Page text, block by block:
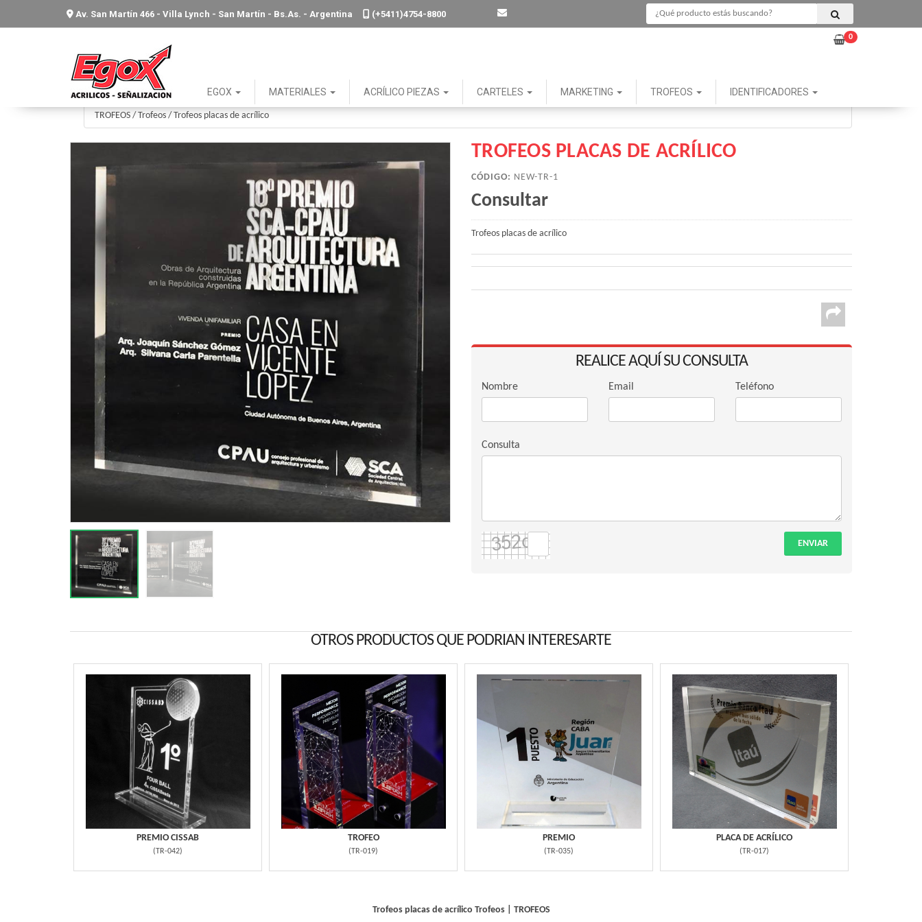
Av. San Martín 466 - Villa Lynch - San Martín - Bs.As. - Argentina (+5411)4754-8800
0
EGOX MATERIALES ACRÍLICO PIEZAS CARTELES MARKETING TROFEOS IDENTIFICADORES
TROFEOS / Trofeos / Trofeos placas de acrílico
TROFEOS PLACAS DE ACRÍLICO
CÓDIGO: NEW-TR-1
Consultar
Trofeos placas de acrílico
REALICE AQUÍ SU CONSULTA
Nombre Email Teléfono
Consulta
ENVIAR
OTROS PRODUCTOS QUE PODRIAN INTERESARTE
PREMIO CISSAB
(TR-042)
TROFEO
(TR-019)
PREMIO
(TR-035)
PLACA DE ACRÍLICO
(TR-017)
Trofeos placas de acrílico Trofeos| TROFEOS